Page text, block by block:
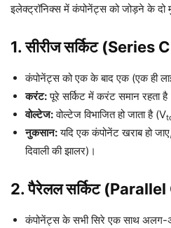
इलेक्ट्रॉनिक्स में कंपोनेंट्स को जोड़ने के दो
1. सीरीज सर्किट (Series
कंपोनेंट्स को एक के बाद एक (एक ही
करंट:पूरे सर्किट में करंट समान रहता है
वोल्टेज:वोल्टेज विभाजित हो जाता है (V
नुकसान:यदि एक कंपोनेंट खराब हो जाए,
दिवाली की झालर)।
2. पैरेलल सर्किट
कंपोनेंट्स के सभी सिरे एक साथ अलग-